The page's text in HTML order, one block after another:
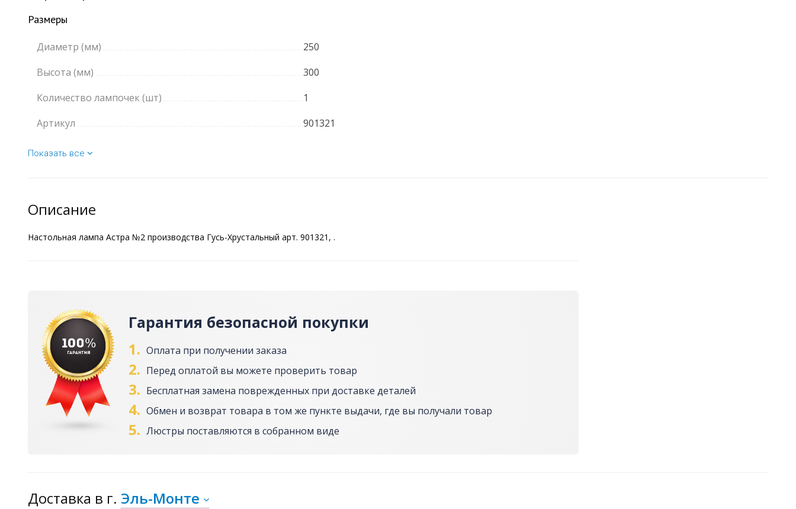
Размеры
Диаметр (мм)
250
Высота (мм)
300
Количество лампочек (шт)
1
Артикул
901321
Показать все
Описание
Настольная лампа Астра №2 производства Гусь-Хрустальный арт. 901321, .
Гарантия безопасной покупки
1. Оплата при получении заказа
2. Перед оплатой вы можете проверить товар
3. Бесплатная замена поврежденных при доставке деталей
4. Обмен и возврат товара в том же пункте выдачи, где вы получали товар
5. Люстры поставляются в собранном виде
Доставка в г. Эль-Монте